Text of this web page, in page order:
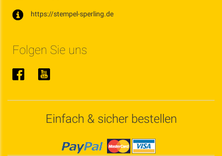
https://stempel-sperling.de
Folgen Sie uns
Einfach & sicher bestellen